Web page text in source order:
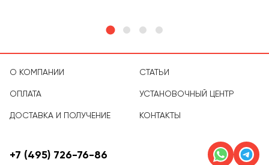
О КОМПАНИИ
ОПЛАТА
ДОСТАВКА И ПОЛУЧЕНИЕ
СТАТЬИ
УСТАНОВОЧНЫЙ ЦЕНТР
КОНТАКТЫ
+7 (495) 726-76-86